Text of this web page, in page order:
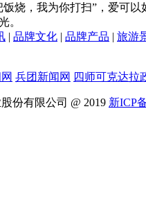
烧，我为你打扫”，爱可
。
| 品牌文化 | 品牌产品 | 旅游
兵团新闻网 四师可克达拉
份有限公司 @ 2019 新ICP